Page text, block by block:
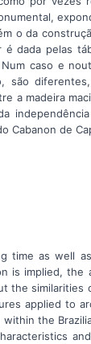
o da
dada pelas
caso e
a madeira
Cabanon de
time as well
is implied, the
the similarities
applied to
the